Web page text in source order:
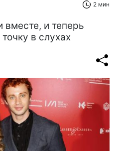
2 мин
вместе, и теперь
в слухах